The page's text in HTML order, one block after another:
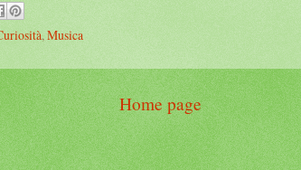
,Musica
Home page